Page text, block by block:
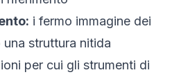
i fermo immagine dei
struttura nitida
per cui gli strumenti di